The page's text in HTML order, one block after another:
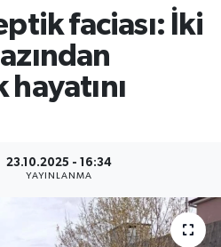
faciası: İki
23.10.2025 - 16:34
YAYINLANMA
ve Fikstür